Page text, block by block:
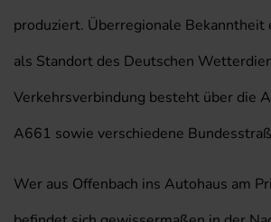
produziert. Überregionale Bekanntheit
als Standort des Deutschen
Verkehrsverbindung besteht über die
A661 sowie verschiedene
Wer aus Offenbach ins Autohaus am